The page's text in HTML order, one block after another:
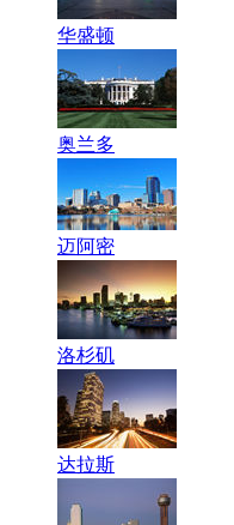
华盛顿
奥兰多
迈阿密
洛杉矶
达拉斯